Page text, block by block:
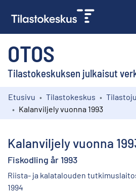
OTOS
Tilastokeskuksen julkaisut
Kokoelmat
Etusivu Tilastokeskus
Kalanviljely vuonna 1993
Kalanviljely vuonna
Fiskodling år 1993
Riista- ja kalatalouden
1994